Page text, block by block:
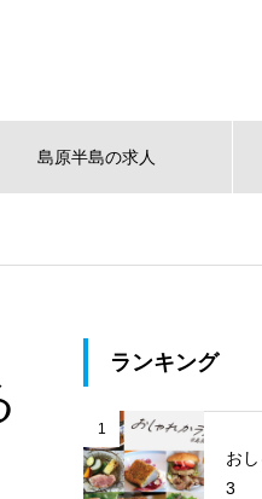
島原半島の求人
福祉法人 南高
ピー研究センタ
【
仙麓
ランキング
1
お
3